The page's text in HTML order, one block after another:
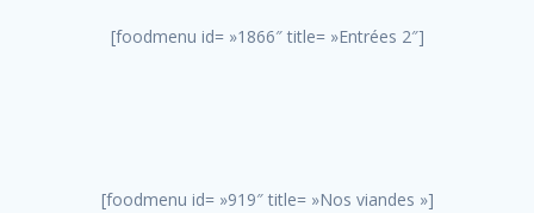
[foodmenu id= »1866″ title= »Entrées 2″]
[foodmenu id= »919″ title= »Nos viandes »]